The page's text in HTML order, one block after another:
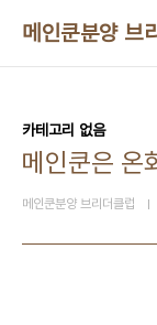
메인쿤분양 브
카테고리 없음
메인쿤은 온
메인쿤분양 브리더클럽